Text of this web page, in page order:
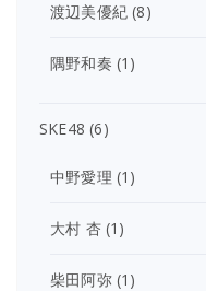
渡辺美優紀 (8)
隅野和奏 (1)
SKE48 (6)
中野愛理 (1)
大村 杏(1)
柴田阿弥(1)